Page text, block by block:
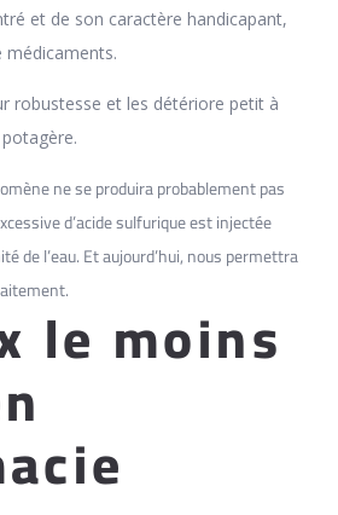
et de son caractère handicapant,
médicaments.
robustesse et les détériore petit à
ne se produira probablement pas
d’acide sulfurique est injectée
de l’eau. Et aujourd’hui, nous permettra
le moins